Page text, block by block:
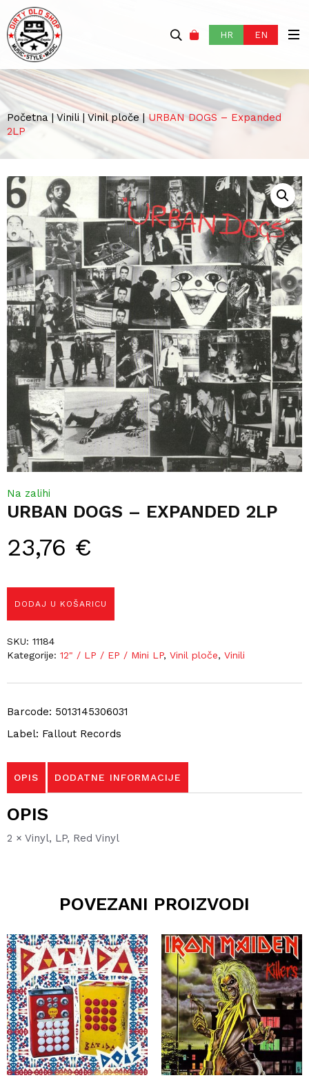
HR EN
Početna | Vinili | Vinil ploče|URBAN DOGS – Expanded
2LP
URBAN DOGS – EXPANDED 2LP
23,76 €
Barcode: 5013145306031
Label: Fallout Records
Na zalihi
DODAJ U KOŠARICU
SKU: 11184
Kategorije: 12" / LP / EP / Mini LP, Vinil ploče, Vinili
OPIS DODATNE INFORMACIJE
OPIS
2 × Vinyl, LP, Red Vinyl
POVEZANI PROIZVODI